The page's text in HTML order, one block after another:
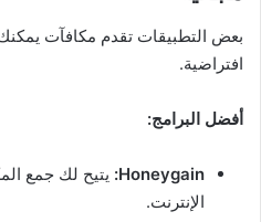
بعض التطبيقات تقدم مكافآت يمكنك
افتراضية.
أفضل البرامج:
Honeygain: يتيح لك جمع
الإنترنت.